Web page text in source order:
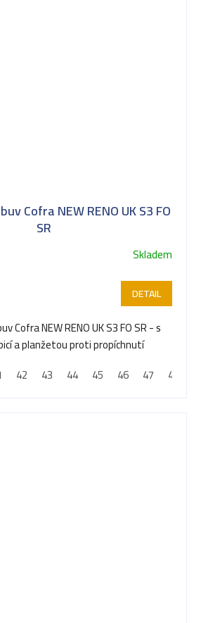
Cofra NEW RENO UK S3 FO
SR
Skladem
DETAIL
Cofra NEW RENO UK S3 FO SR - s
a planžetou proti propíchnutí
42 43 44 45 46 47 48